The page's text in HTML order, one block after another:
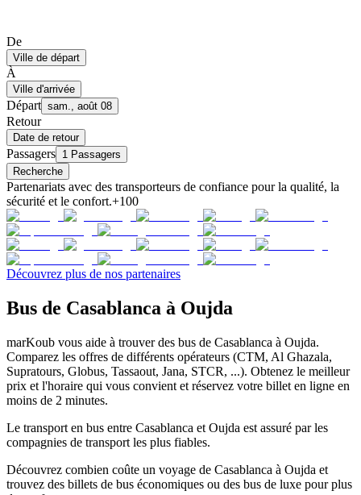
De
Ville de départ
À
Ville d'arrivée
Départ sam., août 08
Retour
Date de retour
Passagers 1 Passagers
Recherche
Partenariats avec des transporteurs de confiance pour la qualité, la
sécurité et le confort.+100
Découvrez plus de nos partenaires
Bus de Casablanca à Oujda
marKoub vous aide à trouver des bus de Casablanca à Oujda.
Comparez les offres de différents opérateurs (CTM, Al Ghazala,
Supratours, Globus, Tassaout, Jana, STCR, ...). Obtenez le meilleur
prix et l'horaire qui vous convient et réservez votre billet en ligne en
moins de 2 minutes.
Le transport en bus entre Casablanca et Oujda est assuré par les
compagnies de transport les plus fiables.
Découvrez combien coûte un voyage de Casablanca à Oujda et
trouvez des billets de bus économiques ou des bus de luxe pour plus